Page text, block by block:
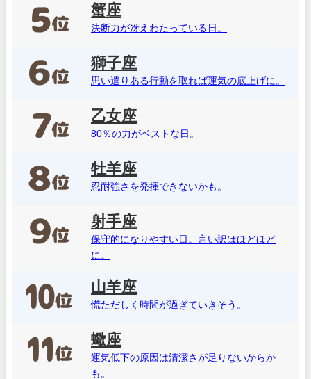
蟹座
決断力が冴えわたっている日。
獅子座
思い遣りある行動を取れば運気の底上げに。
乙女座
80％の力がベストな日。
牡羊座
忍耐強さを発揮できないかも。
射手座
保守的になりやすい日。言い訳はほどほど
に。
山羊座
慌ただしく時間が過ぎていきそう。
蠍座
運気低下の原因は清潔さが足りないからか
も。